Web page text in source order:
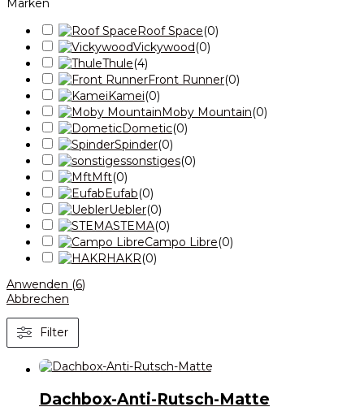
Marken
Roof Space(0)
Vickywood(0)
Thule(4)
Front Runner(0)
Kamei(0)
Moby Mountain(0)
Dometic(0)
Spinder(0)
sonstiges(0)
Mft(0)
Eufab(0)
Uebler(0)
STEMA(0)
Campo Libre(0)
HAKR(0)
Anwenden (6)
Abbrechen
Filter
Dachbox-Anti-Rutsch-Matte